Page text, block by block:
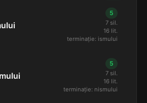
5
7 sil.
16 lit.
terminație: ismului
5
7 sil.
16 lit.
terminație: nismului